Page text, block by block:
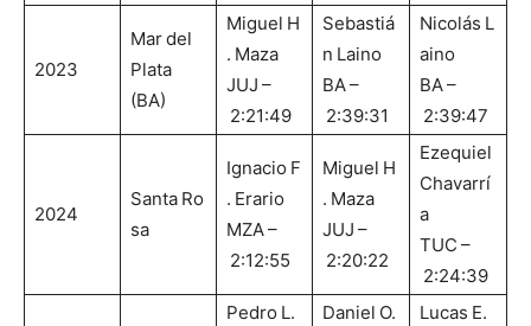
2023
Mar del
Plata
(BA)
Miguel H
. Maza
JUJ –
2:21:49
Sebastiá
n Laino
BA –
2:39:31
Nicolás L
aino
BA –
2:39:47
2024
Santa Ro
sa
Ignacio F
. Erario
MZA –
2:12:55
Miguel H
. Maza
JUJ –
2:20:22
Ezequiel
Chavarrí
a
TUC –
2:24:39
Pedro L.
Daniel O.
Lucas E.